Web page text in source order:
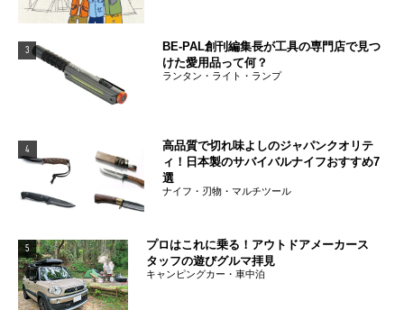
3
BE-PAL創刊編集長が工具の専門店で見つ
けた愛用品って何？
ランタン・ライト・ランプ
4
高品質で切れ味よしのジャパンクオリテ
ィ！日本製のサバイバルナイフおすすめ7
選
ナイフ・刃物・マルチツール
5
プロはこれに乗る！アウトドアメーカース
タッフの遊びグルマ拝見
キャンピングカー・車中泊